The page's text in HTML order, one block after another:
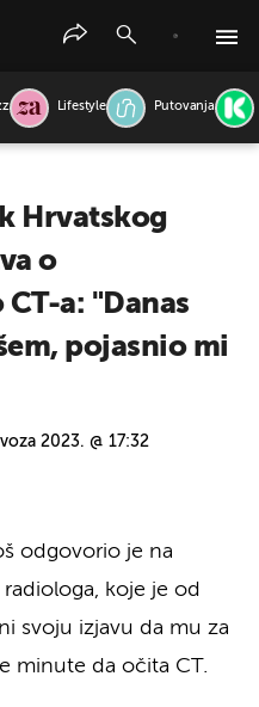
Lifestyle Putovanja
Hrvatskog
o
a: "Danas
pojasnio mi
2023. @ 17:32
odgovorio je na
koje je od
svoju izjavu da mu za
minute da očita CT.